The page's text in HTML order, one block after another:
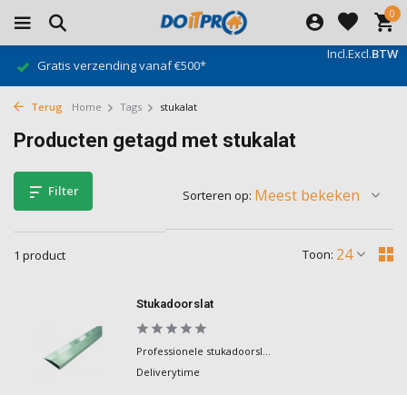
0
Incl.Excl.BTW
Gratis verzending vanaf €500*
Terug Home Tags stukalat
Producten getagd met stukalat
Filter
1 product Toon:
Sorteren op:
Stukadoorslat
Professionele stukadoorsl...
Deliverytime